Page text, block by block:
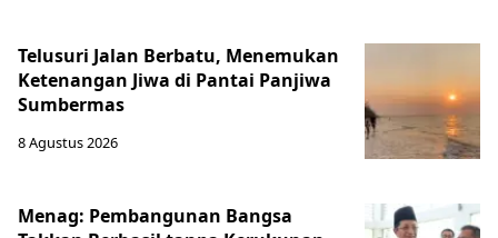
Telusuri Jalan Berbatu, Menemukan
Ketenangan Jiwa di Pantai Panjiwa
Sumbermas
8 Agustus 2026
Menag: Pembangunan Bangsa